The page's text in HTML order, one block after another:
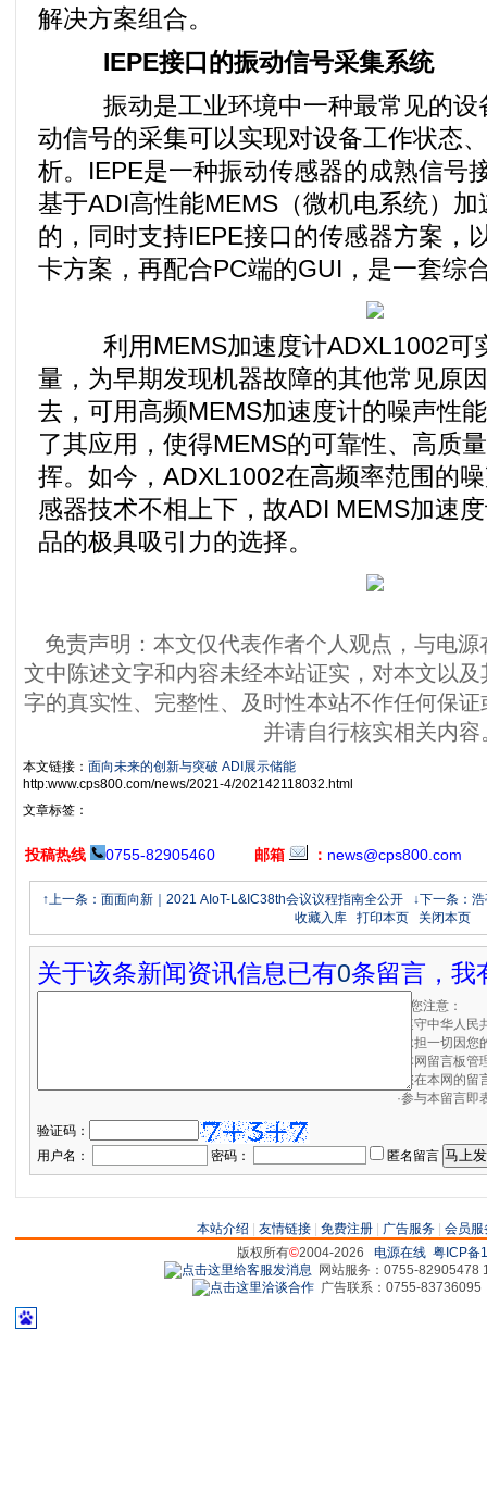
解决方案组合。
IEPE接口的振动信号采集系统
振动是工业环境中一种最常见的设
动信号的采集可以实现对设备工作状态
析。IEPE是一种振动传感器的成熟信号
基于ADI高性能MEMS（微机电系统）
的，同时支持IEPE接口的传感器方案，
卡方案，再配合PC端的GUI，是一套综
利用MEMS加速度计ADXL1002可
量，为早期发现机器故障的其他常见原
去，可用高频MEMS加速度计的噪声性
了其应用，使得MEMS的可靠性、高质
挥。如今，ADXL1002在高频率范围的
感器技术不相上下，故ADI MEMS加速
品的极具吸引力的选择。
免责声明：本文仅代表作者个人观点，与电源
文中陈述文字和内容未经本站证实，对本文以
字的真实性、完整性、及时性本站不作任何保
并请自行核实相关内容
本文链接： 面向未来的创新与突破 ADI展示储能
http:www.cps800.com/news/2021-4/202142118032.html
文章标签：
投稿热线 0755-82905460 邮箱 ： news@cps800.com
↑上一条：面面向新｜2021 AIoT-L&IC38th会议议程指南全公开
↓下一条：
收藏入库
打印本页 关闭本页
关于该条新闻资讯信息已有0条留言，我
请您注意：
·遵守中华人
·承担一切因
·本网留言板
·您在本网的
·参与本留言即
验证码：
用户名：
密码： 匿名留言
本站介绍 友情链接 免费注册 广告服务
会员服
版权所有©2004-2026 电源在线 粤ICP备
网站服务：0755-82905478
广告联系：0755-